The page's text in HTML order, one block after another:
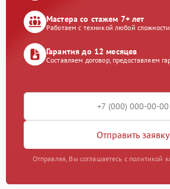
Мастера со стажем 7+ лет
Работаем с техникой любой сложности
Гарантия до 12 месяцев
Составляем договор, предоставляем
Отправить заявку
Отправляя, Вы соглашаетесь с политикой